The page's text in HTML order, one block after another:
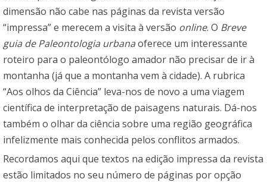
dimensão não cabe nas páginas da revista versão
“impressa” e merecem a visita à versão online. O Breve
guia de Paleontologia urbanaoferece um interessante
roteiro para o paleontólogo amador não precisar de ir à
montanha (já que a montanha vem à cidade). A rubrica
“Aos olhos da Ciência” leva-nos de novo a uma viagem
científica de interpretação de paisagens naturais. Dá-nos
também o olhar da ciência sobre uma região geográfica
infelizmente mais conhecida pelos conflitos armados.
Recordamos aqui que textos na edição impressa da revista
estão limitados no seu número de páginas por opção